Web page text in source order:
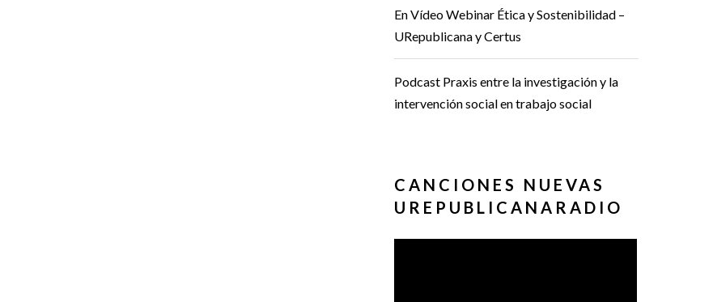
En Vídeo Webinar Ética y Sostenibilidad –
URepublicana y Certus
Podcast Praxis entre la investigación y la
intervención social en trabajo social
CANCIONES NUEVAS
UREPUBLICANARADIO